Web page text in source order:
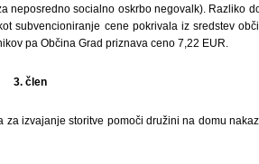
neposredno socialno oskrbo negovalk). Razliko
subvencioniranje cene pokrivala iz sredstev
pa Občina Grad priznava ceno 7,22 EUR.
3. člen
izvajanje storitve pomoči družini na domu